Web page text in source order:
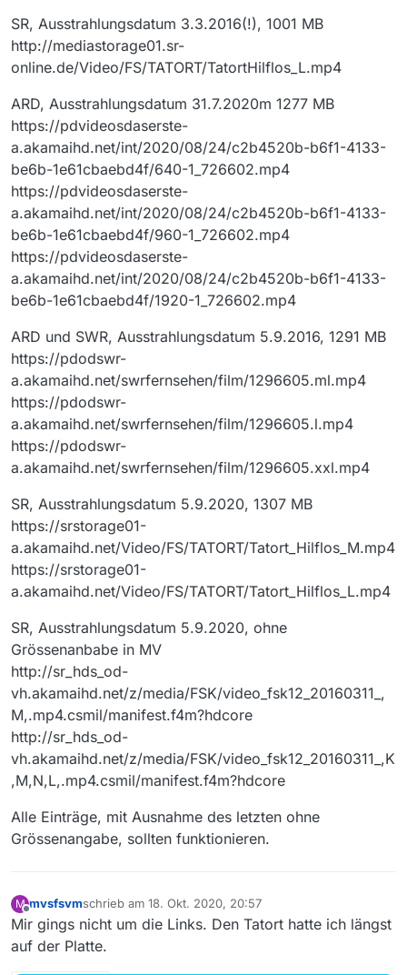
http://sr_hds_od-
vh.akamaihd.net/z/media/FSK/video_fsk12_20160311_,
K,M,N,L,.mp4.csmil/manifest.f4m
Das dürfte eher ein Fall für ffmpeg statt VLC sein.
SR, Ausstrahlungsdatum 3.3.2016(!), 1001 MB
http://mediastorage01.sr-
online.de/Video/FS/TATORT/TatortHilflos_L.mp4
ARD, Ausstrahlungsdatum 31.7.2020m 1277 MB
https://pdvideosdaserste-
a.akamaihd.net/int/2020/08/24/c2b4520b-b6f1-4133-
be6b-1e61cbaebd4f/640-1_726602.mp4
https://pdvideosdaserste-
a.akamaihd.net/int/2020/08/24/c2b4520b-b6f1-4133-
be6b-1e61cbaebd4f/960-1_726602.mp4
https://pdvideosdaserste-
a.akamaihd.net/int/2020/08/24/c2b4520b-b6f1-4133-
be6b-1e61cbaebd4f/1920-1_726602.mp4
ARD und SWR, Ausstrahlungsdatum 5.9.2016, 1291 MB
https://pdodswr-
a.akamaihd.net/swrfernsehen/film/1296605.ml.mp4
https://pdodswr-
a.akamaihd.net/swrfernsehen/film/1296605.l.mp4
https://pdodswr-
a.akamaihd.net/swrfernsehen/film/1296605.xxl.mp4
SR, Ausstrahlungsdatum 5.9.2020, 1307 MB
https://srstorage01-
a.akamaihd.net/Video/FS/TATORT/Tatort_Hilflos_M.mp4
https://srstorage01-
a.akamaihd.net/Video/FS/TATORT/Tatort_Hilflos_L.mp4
SR, Ausstrahlungsdatum 5.9.2020, ohne
Grössenanbabe in MV
http://sr_hds_od-
vh.akamaihd.net/z/media/FSK/video_fsk12_20160311_,
M,.mp4.csmil/manifest.f4m?hdcore
http://sr_hds_od-
vh.akamaihd.net/z/media/FSK/video_fsk12_20160311_,K
,M,N,L,.mp4.csmil/manifest.f4m?hdcore
Alle Einträge, mit Ausnahme des letzten ohne
Grössenangabe, sollten funktionieren.
M
Offline
mvsfsvmschrieb am 18. Okt. 2020, 20:57
zuletzt editiert von
Mir gings nicht um die Links. Den Tatort hatte ich längst
auf der Platte.